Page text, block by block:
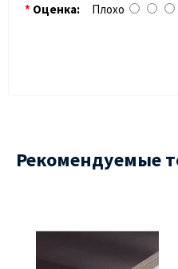
Оценка: Плохо
Рекомендуемые